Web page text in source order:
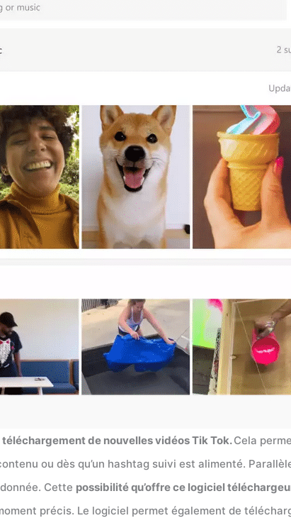
de nouvelles vidéos Tik Tok.Cela
ou dès qu’un hashtag suivi est alimenté.
Cette possibilité qu’offre ce logiciel
précis. Le logiciel permet également de